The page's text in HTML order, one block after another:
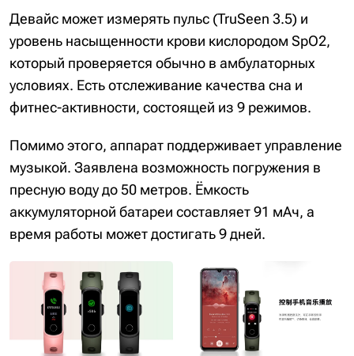
Девайс может измерять пульс (TruSeen 3.5) и
уровень насыщенности крови кислородом SpO2,
который проверяется обычно в амбулаторных
условиях. Есть отслеживание качества сна и
фитнес-активности, состоящей из 9 режимов.
Помимо этого, аппарат поддерживает управление
музыкой. Заявлена возможность погружения в
пресную воду до 50 метров. Ёмкость
аккумуляторной батареи составляет 91 мАч, а
время работы может достигать 9 дней.